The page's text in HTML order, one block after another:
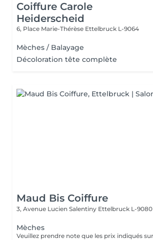
Coiffure Carole
Heiderscheid
6, Place Marie-Thérèse Ettelbruck L-9064
Mèches / Balayage
Décoloration tête complète
Maud Bis Coiffure
3, Avenue Lucien Salentiny Ettelbruck L-9080
Mèches